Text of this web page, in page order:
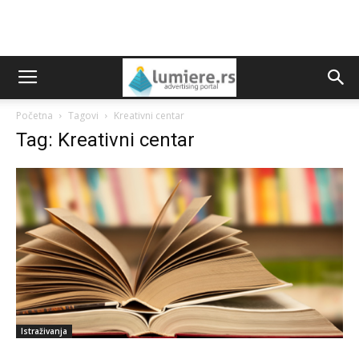
Početna Tagovi Kreativni centar
Tag: Kreativni centar
Istraživanja